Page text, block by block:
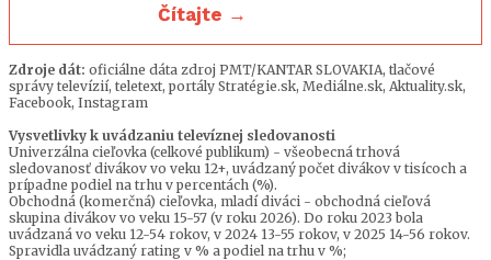
Čítajte →
Zdroje dát: oficiálne dáta zdroj PMT/KANTAR SLOVAKIA, tlačové
správy televízií, teletext, portály Stratégie.sk, Mediálne.sk, Aktuality.sk,
Facebook, Instagram
Vysvetlivky k uvádzaniu televíznej sledovanosti
Univerzálna cieľovka (celkové publikum) - všeobecná trhová
sledovanosť divákov vo veku 12+, uvádzaný počet divákov v tisícoch a
prípadne podiel na trhu v percentách (%).
Obchodná (komerčná) cieľovka, mladí diváci - obchodná cieľová
skupina divákov vo veku 15-57 (v roku 2026). Do roku 2023 bola
uvádzaná vo veku 12-54 rokov, v 2024 13-55 rokov, v 2025 14-56 rokov.
Spravidla uvádzaný rating v % a podiel na trhu v %;